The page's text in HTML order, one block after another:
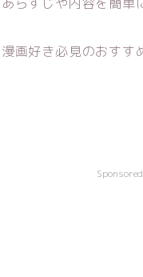
画好き必見のおす